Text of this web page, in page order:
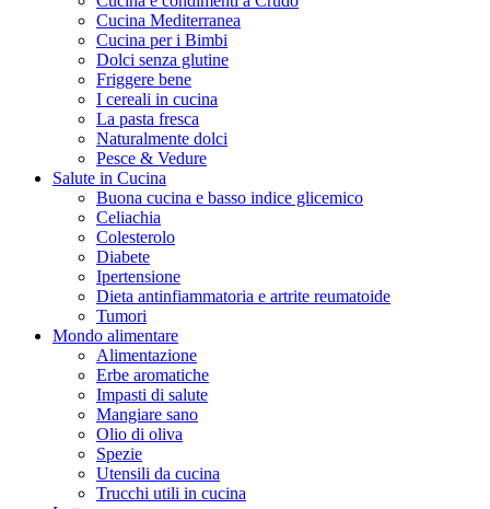
Cucina Mediterranea
Cucina per i Bimbi
Dolci senza glutine
Friggere bene
I cereali in cucina
La pasta fresca
Naturalmente dolci
Pesce & Vedure
Salute in Cucina
Buona cucina e basso indice glicemico
Celiachia
Colesterolo
Diabete
Ipertensione
Dieta antinfiammatoria e artrite reumatoide
Tumori
Mondo alimentare
Alimentazione
Erbe aromatiche
Impasti di salute
Mangiare sano
Olio di oliva
Spezie
Utensili da cucina
Trucchi utili in cucina